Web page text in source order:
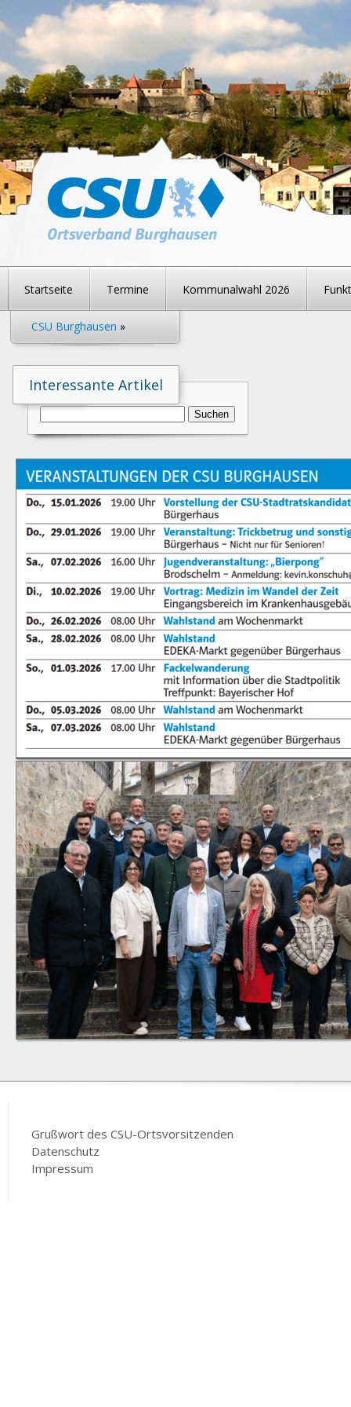
Startseite Termine Kommunalwahl 2026
CSU Burghausen »
Suche
Suchen
nach:
Interessante Artikel
Grußwort des CSU-Ortsvorsitzenden
Datenschutz
Impressum